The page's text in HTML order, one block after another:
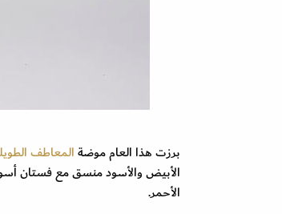
برزت هذا العام موضةالمعاطف
الأبيض والأسود منسق مع فستان
الأحمر.